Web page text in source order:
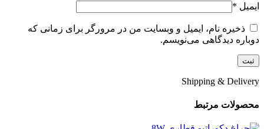
ایمیل *
ذخیره نام، ایمیل و وبسایت من در مرورگر برای زمانی که
دوباره دیدگاهی می‌نویسم.
Shipping & Delivery
محصولات مرتبط